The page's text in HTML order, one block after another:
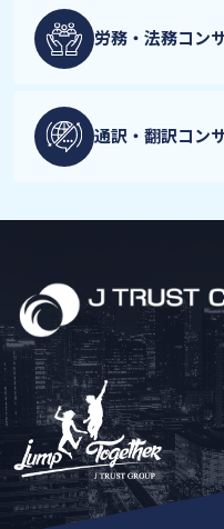
労務・法務コン
通訳・翻訳コン